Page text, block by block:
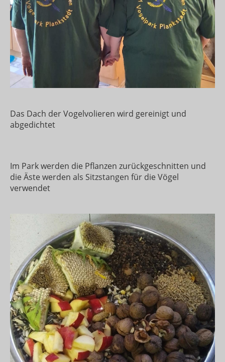
Das Dach der Vogelvolieren wird gereinigt und
abgedichtet
Im Park werden die Pflanzen zurückgeschnitten und
die Äste werden als Sitzstangen für die Vögel
verwendet